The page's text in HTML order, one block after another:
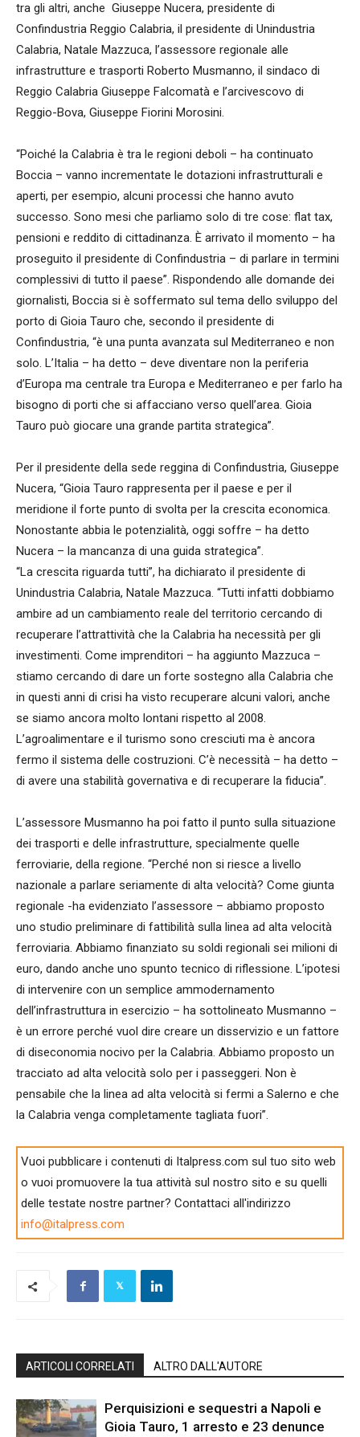
tra gli altri, anche Giuseppe Nucera, presidente di
Confindustria Reggio Calabria, il presidente di Unindustria
Calabria, Natale Mazzuca, l’assessore regionale alle
infrastrutture e trasporti Roberto Musmanno, il sindaco di
Reggio Calabria Giuseppe Falcomatà e l’arcivescovo di
Reggio-Bova, Giuseppe Fiorini Morosini.
“Poiché la Calabria è tra le regioni deboli – ha continuato
Boccia – vanno incrementate le dotazioni infrastrutturali e
aperti, per esempio, alcuni processi che hanno avuto
successo. Sono mesi che parliamo solo di tre cose: flat tax,
pensioni e reddito di cittadinanza. È arrivato il momento – ha
proseguito il presidente di Confindustria – di parlare in termini
complessivi di tutto il paese”. Rispondendo alle domande dei
giornalisti, Boccia si è soffermato sul tema dello sviluppo del
porto di Gioia Tauro che, secondo il presidente di
Confindustria, “è una punta avanzata sul Mediterraneo e non
solo. L’Italia – ha detto – deve diventare non la periferia
d’Europa ma centrale tra Europa e Mediterraneo e per farlo ha
bisogno di porti che si affacciano verso quell’area. Gioia
Tauro può giocare una grande partita strategica”.
Per il presidente della sede reggina di Confindustria, Giuseppe
Nucera, “Gioia Tauro rappresenta per il paese e per il
meridione il forte punto di svolta per la crescita economica.
Nonostante abbia le potenzialità, oggi soffre – ha detto
Nucera – la mancanza di una guida strategica”.
“La crescita riguarda tutti”, ha dichiarato il presidente di
Unindustria Calabria, Natale Mazzuca. “Tutti infatti dobbiamo
ambire ad un cambiamento reale del territorio cercando di
recuperare l’attrattività che la Calabria ha necessità per gli
investimenti. Come imprenditori – ha aggiunto Mazzuca –
stiamo cercando di dare un forte sostegno alla Calabria che
in questi anni di crisi ha visto recuperare alcuni valori, anche
se siamo ancora molto lontani rispetto al 2008.
L’agroalimentare e il turismo sono cresciuti ma è ancora
fermo il sistema delle costruzioni. C’è necessità – ha detto –
di avere una stabilità governativa e di recuperare la fiducia”.
L’assessore Musmanno ha poi fatto il punto sulla situazione
dei trasporti e delle infrastrutture, specialmente quelle
ferroviarie, della regione. “Perché non si riesce a livello
nazionale a parlare seriamente di alta velocità? Come giunta
regionale -ha evidenziato l’assessore – abbiamo proposto
uno studio preliminare di fattibilità sulla linea ad alta velocità
ferroviaria. Abbiamo finanziato su soldi regionali sei milioni di
euro, dando anche uno spunto tecnico di riflessione. L’ipotesi
di intervenire con un semplice ammodernamento
dell’infrastruttura in esercizio – ha sottolineato Musmanno –
è un errore perché vuol dire creare un disservizio e un fattore
di diseconomia nocivo per la Calabria. Abbiamo proposto un
tracciato ad alta velocità solo per i passeggeri. Non è
pensabile che la linea ad alta velocità si fermi a Salerno e che
la Calabria venga completamente tagliata fuori”.
Vuoi pubblicare i contenuti di Italpress.com sul tuo sito web
o vuoi promuovere la tua attività sul nostro sito e su quelli
delle testate nostre partner? Contattaci all'indirizzo
info@italpress.com
ARTICOLI CORRELATI ALTRO DALL'AUTORE
Perquisizioni e sequestri a Napoli e
Gioia Tauro, 1 arresto e 23 denunce